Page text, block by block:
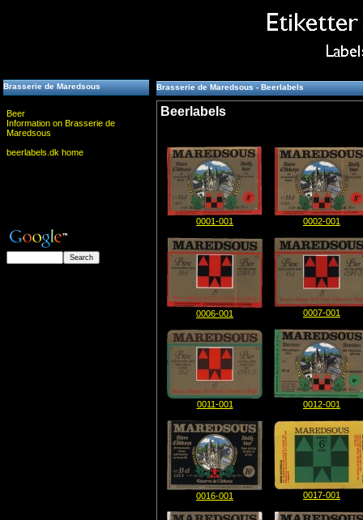
Brasserie de Maredsous
Beer
Information on Brasserie de
Maredsous
beerlabels.dk home
Brasserie de Maredsous - Beerlabels
Beerlabels
0001-001 0002-001
0006-001 0007-001
0011-001 0012-001
0016-001 0017-001